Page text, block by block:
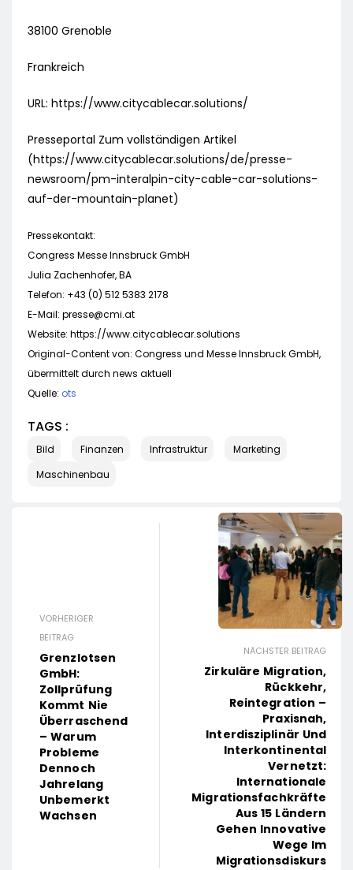
38100 Grenoble
Frankreich
URL: https://www.citycablecar.solutions/
Presseportal Zum vollständigen Artikel
(https://www.citycablecar.solutions/de/presse-
newsroom/pm-interalpin-city-cable-car-solutions-
auf-der-mountain-planet)
Pressekontakt:
Congress Messe Innsbruck GmbH
Julia Zachenhofer, BA
Telefon: +43 (0) 512 5383 2178
E-Mail: presse@cmi.at
Website: https://www.citycablecar.solutions
Original-Content von: Congress und Messe Innsbruck GmbH,
übermittelt durch news aktuell
Quelle: ots
TAGS :
Bild Finanzen Infrastruktur
Marketing
Maschinenbau
VORHERIGER
BEITRAG
Grenzlotsen
GmbH:
Zollprüfung
Kommt Nie
Überraschend
– Warum
Probleme
Dennoch
Jahrelang
Unbemerkt
Wachsen
NÄCHSTER BEITRAG
Zirkuläre Migration,
Rückkehr,
Reintegration –
Praxisnah,
Interdisziplinär Und
Interkontinental
Vernetzt:
Internationale
Migrationsfachkräfte
Aus 15 Ländern
Gehen Innovative
Wege Im
Migrationsdiskurs